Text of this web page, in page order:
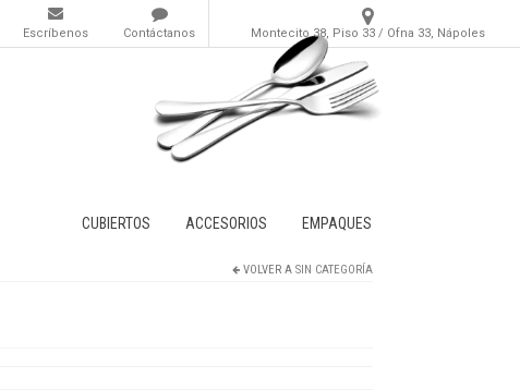
Montecito 38, Piso 33 / Ofna 33, Nápoles
Contáctanos
Escríbenos
CUBIERTOS ACCESORIOS EMPAQUES
VOLVER A SIN CATEGORÍA